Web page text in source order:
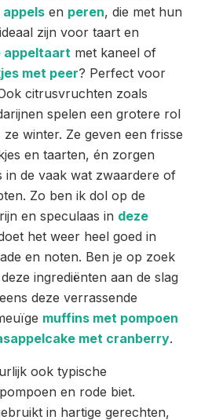
appels en peren, die met hun
zijn voor taart en
appeltaart met kaneel of
met peer? Perfect voor
citrusvruchten zoals
spelen een grotere rol
winter. Ze geven een frisse
en taarten, én zorgen
in de vaak wat zwaardere of
Zo ben ik dol op de
en speculaas in deze
het weer heel goed in
en noten. Ben je op zoek
ingrediënten aan de slag
deze verrassende
muffins met pompoen
met cranberry.
ook typische
en rode biet.
in hartige gerechten,